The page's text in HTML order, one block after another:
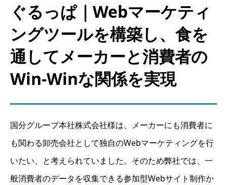
ぐるっぱ｜Webマーケティ
ングツールを構築し、食を
通してメーカーと消費者の
Win-Winな関係を実現
国分グループ本社株式会社様は、メーカーにも消費者に
も関わる卸売会社として独自のWebマーケティングを行
いたい、と考えられていました。そのため弊社では、一
般消費者のデータを収集できる参加型Webサイト制作か